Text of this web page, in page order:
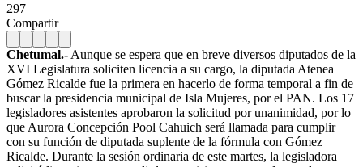
297
Compartir
Chetumal.- Aunque se espera que en breve diversos diputados de la
XVI Legislatura soliciten licencia a su cargo, la diputada Atenea
Gómez Ricalde fue la primera en hacerlo de forma temporal a fin de
buscar la presidencia municipal de Isla Mujeres, por el PAN. Los 17
legisladores asistentes aprobaron la solicitud por unanimidad, por lo
que Aurora Concepción Pool Cahuich será llamada para cumplir
con su función de diputada suplente de la fórmula con Gómez
Ricalde. Durante la sesión ordinaria de este martes, la legisladora